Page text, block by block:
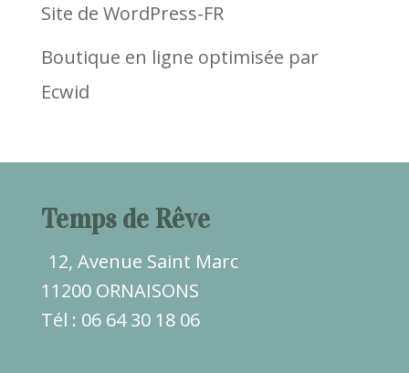
Site de WordPress-FR
Boutique en ligne optimisée par
Ecwid
Temps de Rêve
12, Avenue Saint Marc
11200 ORNAISONS
Tél : 06 64 30 18 06